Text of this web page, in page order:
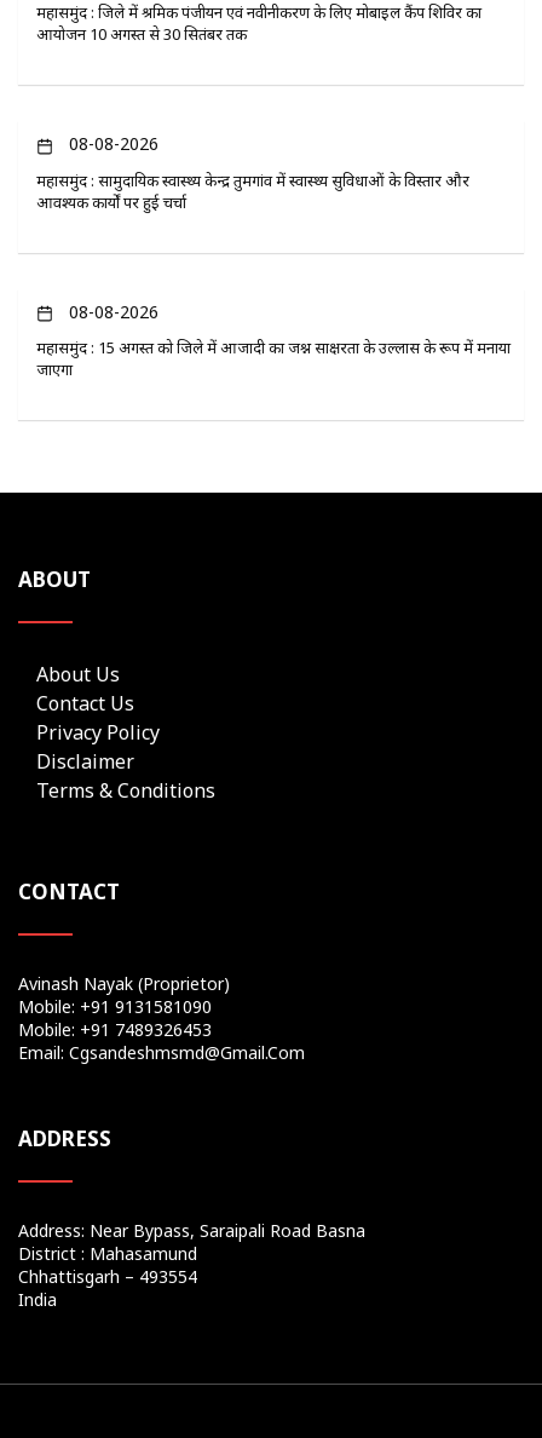
महासमुंद : जिले में श्रमिक पंजीयन एवं नवीनीकरण के लिए मोबाइल कैंप शिविर का
आयोजन 10 अगस्त से 30 सितंबर तक
08-08-2026
महासमुंद : सामुदायिक स्वास्थ्य केन्द्र तुमगांव में स्वास्थ्य सुविधाओं के विस्तार और
आवश्यक कार्यों पर हुई चर्चा
08-08-2026
महासमुंद : 15 अगस्त को जिले में आजादी का जश्न साक्षरता के उल्लास के रूप में मनाया
जाएगा
ABOUT
About Us
Contact Us
Privacy Policy
Disclaimer
Terms & Conditions
CONTACT
Avinash Nayak (Proprietor)
Mobile: +91 9131581090
Mobile: +91 7489326453
Email: Cgsandeshmsmd@gmail.com
ADDRESS
Address: Near Bypass, Saraipali Road Basna
District : Mahasamund
Chhattisgarh – 493554
India